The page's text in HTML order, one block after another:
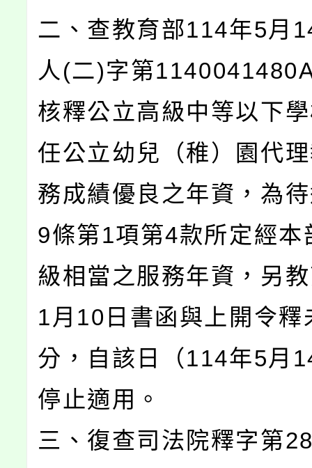
二、查教育部114年5月
人(二)字第
核釋公立高級中等以下
任公立幼兒（稚）園代
務成績優良之年資，為
9條第1項第4款所定經本
級相當之服務年資，另
1月10日書函與上開令釋
分，自該日（114年5月
停止適用。
三、復查司法院釋字第